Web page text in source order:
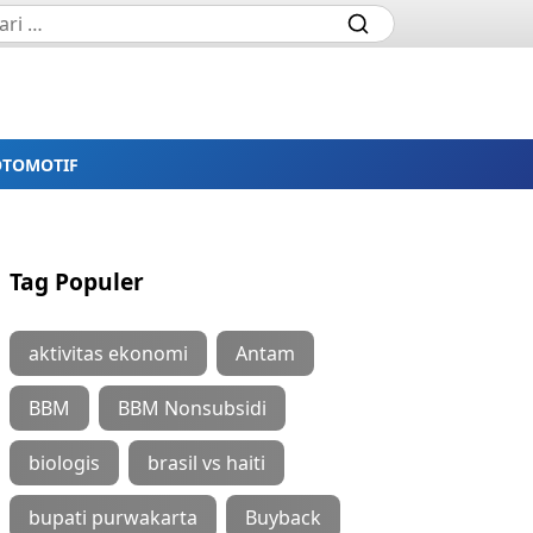
Tag Populer
aktivitas ekonomi Antam
BBM BBM Nonsubsidi
biologis brasil vs haiti
bupati purwakarta Buyback